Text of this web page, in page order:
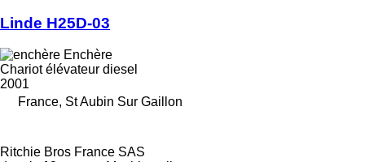
Linde H25D-03
Enchère
Chariot élévateur diesel
2001
France, St Aubin Sur Gaillon
Ritchie Bros France SAS